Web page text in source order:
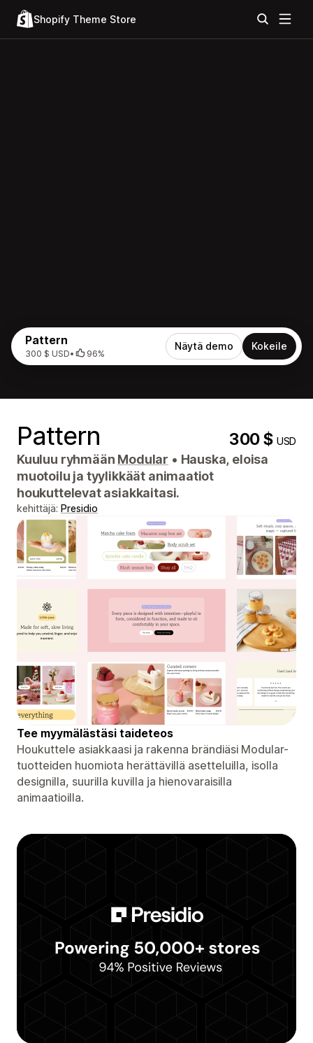
Shopify Theme Store
Pattern
300 $ USD• 96%
Näytä demo Kokeile
Pattern 300 $USD
Kuuluu ryhmään Modular • Hauska, eloisa
muotoilu ja tyylikkäät animaatiot
houkuttelevat asiakkaitasi.
kehittäjä: Presidio
Tee myymälästäsi taideteos
Houkuttele asiakkaasi ja rakenna brändiäsi Modular-
tuotteiden huomiota herättävillä asetteluilla, isolla
designilla, suurilla kuvilla ja hienovaraisilla
animaatioilla.